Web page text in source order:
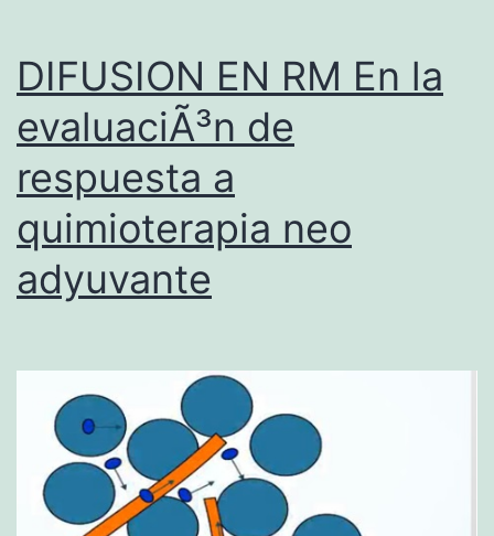
Ã
­
d
e
m
a
DIFUSION EN RM En la
evaluaciÃ³n de
respuesta a
quimioterapia neo
adyuvante